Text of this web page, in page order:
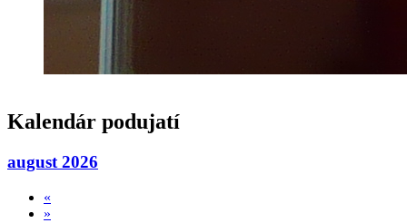
Kalendár podujatí
august 2026
«
»